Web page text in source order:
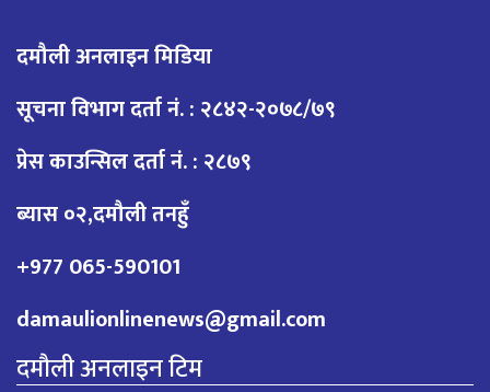
दमौली अनलाइन मिडिया
सूचना विभाग दर्ता नं. : २८४२-२०७८/७९
प्रेस काउन्सिल दर्ता नं. : २८७९
ब्यास ०२,दमौली तनहुँ
+977 065-590101
damaulionlinenews@gmail.com
दमौली अनलाइन टिम